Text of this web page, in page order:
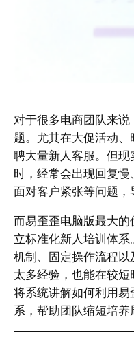
对于很多电商团队来
题。尤其在大促活动
聘大量新人客服。但
时，经常会出现回复慢
面对客户紧张等问题，
而易歪歪电脑版最大
立标准化新人培训体
机制、固定操作流程
太多经验，也能在较
将系统讲解如何利用
系，帮助团队缩短培养